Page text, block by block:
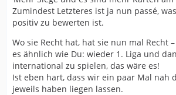
Zumindest Letzteres ist ja nun passé,
positiv zu bewerten ist.
Wo sie Recht hat, hat sie nun mal Recht
es ähnlich wie Du: wieder 1. Liga und
international zu spielen, das wäre es!
Ist eben hart, dass wir ein paar Mal nah
jeweils haben liegen lassen.